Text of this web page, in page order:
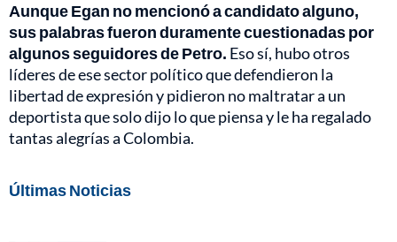
Aunque Egan no mencionó a candidato alguno,
sus palabras fueron duramente cuestionadas por
algunos seguidores de Petro. Eso sí, hubo otros
líderes de ese sector político que defendieron la
libertad de expresión y pidieron no maltratar a un
deportista que solo dijo lo que piensa y le ha regalado
tantas alegrías a Colombia.
Últimas Noticias